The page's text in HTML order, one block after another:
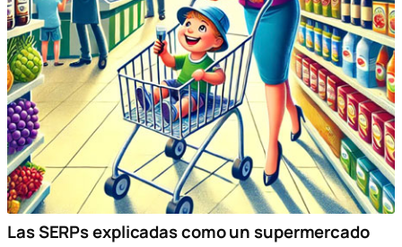
Las SERPs explicadas como un supermercado